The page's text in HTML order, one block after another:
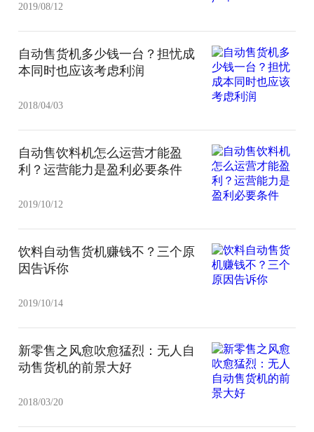
2019/08/12
自动售货机多少钱一台？担忧成
本同时也应该考虑利润
2018/04/03
自动售饮料机怎么运营才能盈
利？运营能力是盈利必要条件
2019/10/12
饮料自动售货机赚钱不？三个原
因告诉你
2019/10/14
新零售之风愈吹愈猛烈：无人自
动售货机的前景大好
2018/03/20